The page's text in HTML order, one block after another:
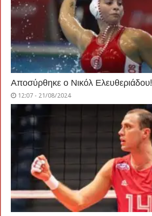
Αποσύρθηκε ο Νικόλ Ελευθεριάδου!
12:07 - 21/08/2024